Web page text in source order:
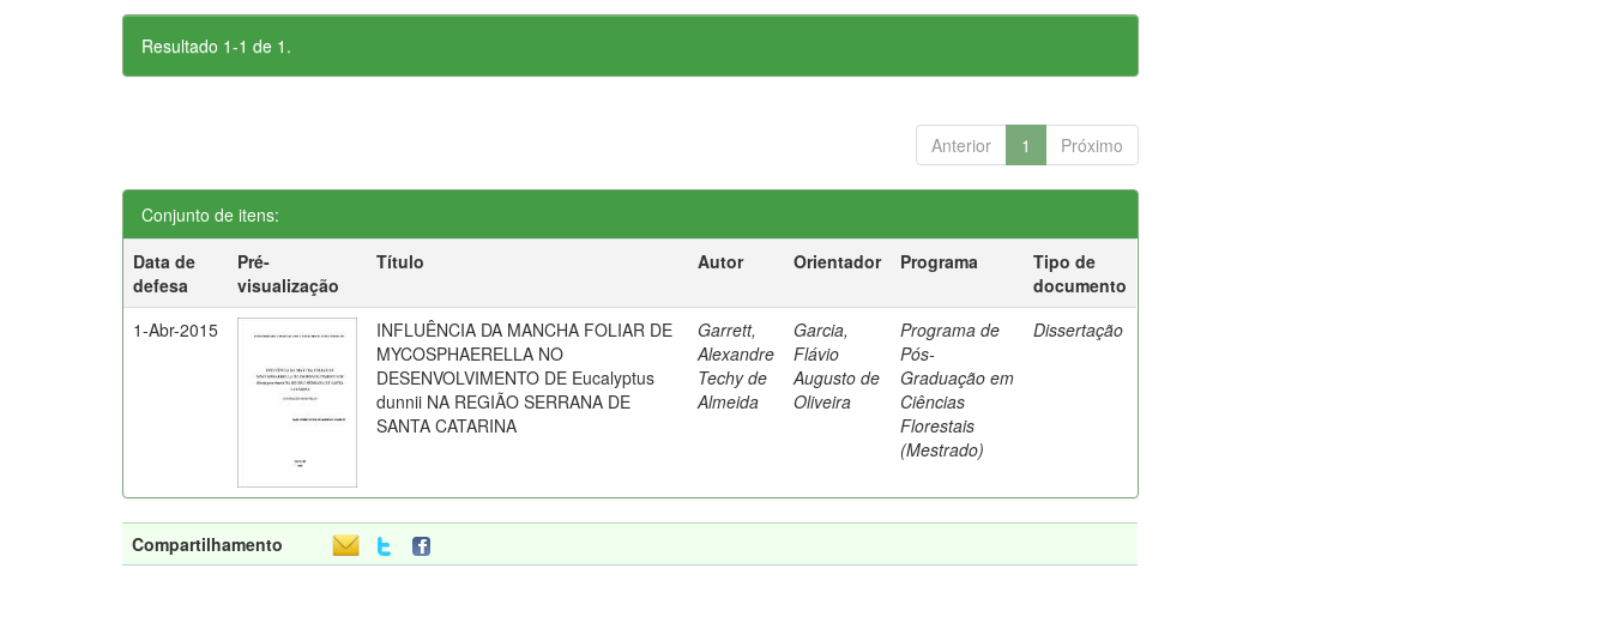
Resultado 1-1 de 1.
Anterior 1 Próximo
Conjunto de itens:
Data de
defesa
Pré-
visualização
Título Autor Orientador Programa
Tipo de
documento
1-Abr-2015
INFLUÊNCIA DA MANCHA FOLIAR DE
MYCOSPHAERELLA NO
DESENVOLVIMENTO DE Eucalyptus
dunnii NA REGIÃO SERRANA DE
SANTA CATARINA
Garrett,
Alexandre
Techy de
Almeida
Garcia,
Flávio
Augusto de
Oliveira
Programa de
Pós-
Graduação em
Ciências
Florestais
(Mestrado)
Dissertação
Compartilhamento